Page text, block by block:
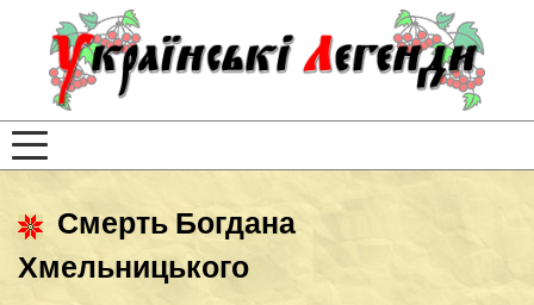
Смерть Богдана
Хмельницького